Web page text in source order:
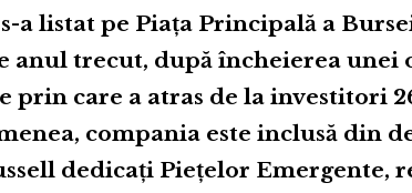
a listat pe Piața Principală a
anul trecut, după încheierea unei
care a atras de la investitori
compania este inclusă din
dedicați Piețelor Emergente,